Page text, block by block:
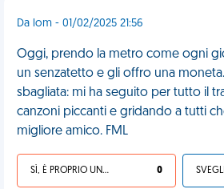
Da lom - 01/02/2025 21:56
Oggi, prendo la metro come ogni
un senzatetto e gli offro una
sbagliata: mi ha seguito per tutto il
canzoni piccanti e gridando a tutti
migliore amico. FML
SÌ, È PROPRIO UNA VDM! 0